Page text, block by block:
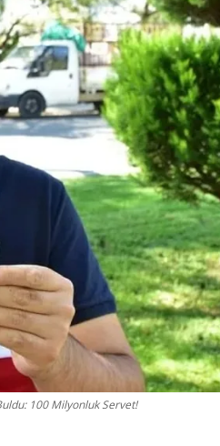
100 Milyonluk Servet!